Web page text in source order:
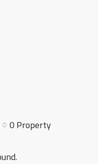
0 Property